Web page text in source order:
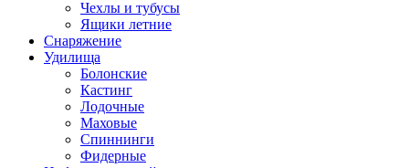
Чехлы и тубусы
Ящики летние
Снаряжение
Удилища
Болонские
Кастинг
Лодочные
Маховые
Спиннинги
Фидерные